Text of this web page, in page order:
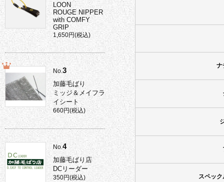
ナ
スペッ
LOON
ROUGE NIPPER
with COMFY
GRIP
1,650円(税込)
No.3
加藤毛ばり
ミッジ＆メイフラ
イシート
660円(税込)
No.4
加藤毛ばり店
DCリーダー
350円(税込)